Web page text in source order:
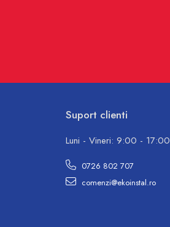
Suport clienti
Luni - Vineri: 9:00 - 17:00
0726 802 707
comenzi@ekoinstal.ro